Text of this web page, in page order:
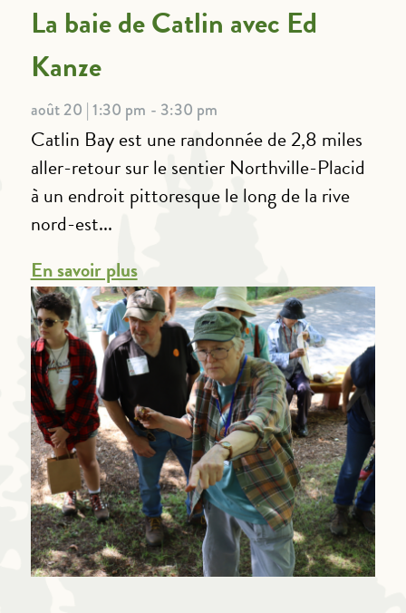
La baie de Catlin avec Ed
Kanze
août 20 | 1:30 pm - 3:30 pm
Catlin Bay est une randonnée de 2,8 miles
aller-retour sur le sentier Northville-Placid
à un endroit pittoresque le long de la rive
nord-est...
En savoir plus